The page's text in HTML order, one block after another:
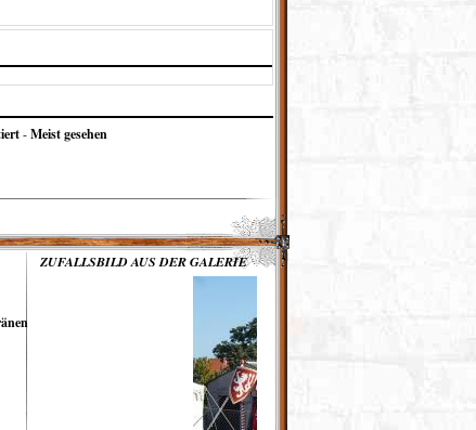
-Meist gesehen
ZUFALLSBILD AUS DER GALERIE